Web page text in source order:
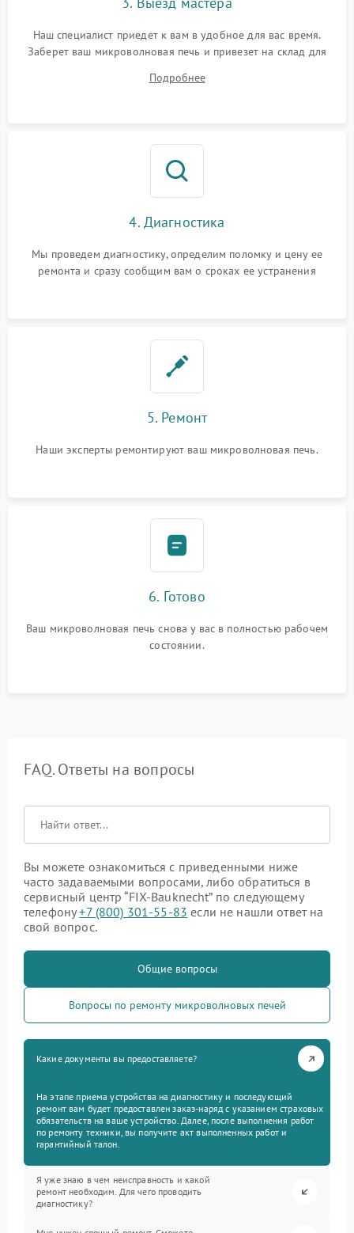
Наш специалист приедет к вам в удобное для вас время.
Заберет ваш микроволновая печь и привезет на склад для
Подробнее
4. Диагностика
Мы проведем диагностику, определим поломку и цену ее
ремонта и сразу сообщим вам о сроках ее устранения
5. Ремонт
Наши эксперты ремонтируют ваш микроволновая печь.
6. Готово
Ваш микроволновая печь снова у вас в полностью рабочем
состоянии.
FAQ. Ответы на вопросы
Вы можете ознакомиться с приведенными ниже
часто задаваемыми вопросами, либо обратиться в
сервисный центр “FIX-Bauknecht” по следующему
телефону+7 (800) 301-55-83 если не нашли ответ на
свой вопрос.
Общие вопросы
Вопросы по ремонту микроволновых печей
Какие документы вы предоставляете?
На этапе приема устройства на диагностику и последующий
ремонт вам будет предоставлен заказ-наряд с указанием страховых
обязательств на ваше устройство. Далее, после выполнения работ
по ремонту техники, вы получите акт выполненных работ и
гарантийный талон.
Я уже знаю в чем неисправность и какой
ремонт необходим. Для чего проводить
диагностику?